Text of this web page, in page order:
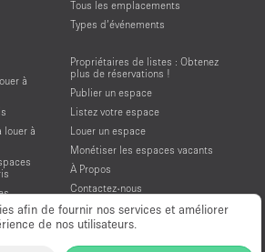
afin de fournir nos services et améliorer
de nos utilisateurs.
Tous les emplacements
Types d’événements
à
louer à
Propriétaires de listes : Obtenez
plus de réservations !
Publier un espace
Listez votre espace
Louer un espace
Monétiser les espaces vacants
À Propos
Contactez-nous
Aide et assistance
Conditions générales d'utilisation
Mentions légales